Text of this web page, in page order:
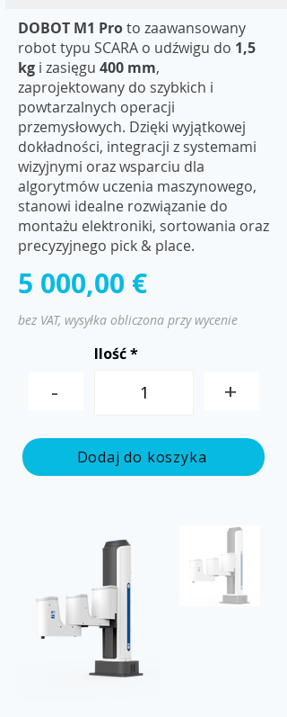
DOBOT M1 Proto zaawansowany
robot typu SCARA o udźwigu do 1,5
kg i zasięgu 400 mm,
zaprojektowany do szybkich i
powtarzalnych operacji
przemysłowych. Dzięki wyjątkowej
dokładności, integracji z systemami
wizyjnymi oraz wsparciu dla
algorytmów uczenia maszynowego,
stanowi idealne rozwiązanie do
montażu elektroniki, sortowania oraz
precyzyjnego pick & place.
5 000,00 €
bez VAT, wysyłka obliczona przy wycenie
-
Ilość
+
Dodaj do koszyka